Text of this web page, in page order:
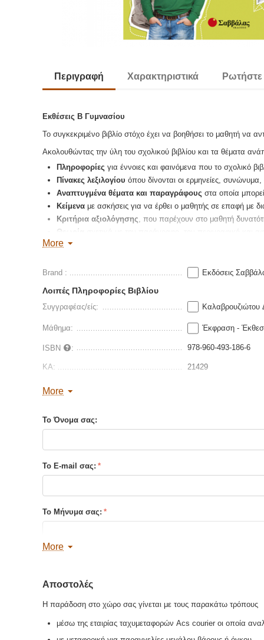
Περιγραφή Χαρακτηριστικά Ρωτήστε
Εκθέσεις Β Γυμνασίου
Το συγκεκριμένο βιβλίο στόχο έχει να βοηθήσει το μαθητή να
Ακολουθώντας την ύλη του σχολικού βιβλίου και τα θέματα
Πληροφορίες για έννοιες και φαινόμενα που το σχολικό
Πίνακες λεξιλογίου όπου δίνονται οι ερμηνείες,
Αναπτυγμένα θέματα και παραγράφους στα οποία
Κείμενα με ασκήσεις για να έρθει ο μαθητής σε επαφή με
Κριτήρια αξιολόγησης, που παρέχουν στο μαθητή
Θεωρία
σχετικά με την παράγραφο, τον περιγραφικό και
κείμενα που αναπτύσσουμε είναι γραμμένα σε ανάλογη μορφή.
ερεθίσματα για να παράγει τα δικά του κείμενα με κριτικό όμως
More
Brand : Εκδόσεις
Λοιπές Πληροφορίες Βιβλίου
Συγγραφέας/είς: Καλαβρουζιώτου
Μάθημα: Έκφραση -
ISBN : 978-960-493-186-6
ΚΑ:
21429
Τύπος Εξωφύλλου:
Βρείτε παρόμοια
More
Το Όνομα σας:
Το E-mail σας:
Το Μήνυμα σας:
Αποστολή Αντιγράφου
Αποστολή
More
Αποστολές
Η παράδοση στο χώρο σας γίνεται με τους παρακάτω τρόπους
μέσω της εταιρίας ταχυμεταφορών Acs courier οι οποία